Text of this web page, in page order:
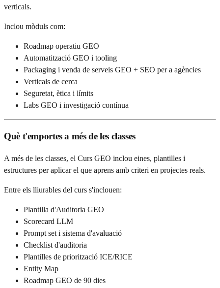
verticals.
Inclou mòduls com:
Roadmap operatiu GEO
Automatització GEO i tooling
Packaging i venda de serveis GEO + SEO per a agències
Verticals de cerca
Seguretat, ètica i límits
Labs GEO i investigació contínua
Què t'emportes a més de les classes
A més de les classes, el Curs GEO inclou eines, plantilles i
estructures per aplicar el que aprens amb criteri en projectes reals.
Entre els lliurables del curs s'inclouen:
Plantilla d'Auditoria GEO
Scorecard LLM
Prompt set i sistema d'avaluació
Checklist d'auditoria
Plantilles de priorització ICE/RICE
Entity Map
Roadmap GEO de 90 dies